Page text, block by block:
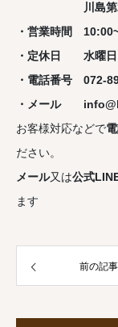
川島
・営業時間
・定休日 水曜日
・電話番号 072-
・メール
お客様対応などで
ださい。
メール又は公式
ます
前の記事